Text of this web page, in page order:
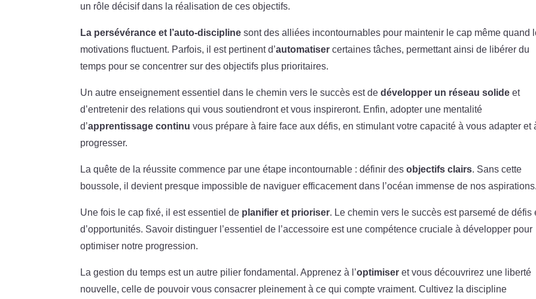
un rôle décisif dans la réalisation de ces objectifs.
La persévérance et l’auto-discipline sont des alliées incontournables pour maintenir le cap même quand
motivations fluctuent. Parfois, il est pertinent d’automatiser certaines tâches, permettant ainsi de libérer du
temps pour se concentrer sur des objectifs plus prioritaires.
Un autre enseignement essentiel dans le chemin vers le succès est dedévelopper un réseau solide et
d’entretenir des relations qui vous soutiendront et vous inspireront. Enfin, adopter une mentalité
d’apprentissage continu vous prépare à faire face aux défis, en stimulant votre capacité à vous adapter et
progresser.
La quête de la réussite commence par une étape incontournable : définir desobjectifs clairs. Sans cette
boussole, il devient presque impossible de naviguer efficacement dans l’océan immense de nos aspirations.
Une fois le cap fixé, il est essentiel de planifier et prioriser. Le chemin vers le succès est parsemé de défis
d’opportunités. Savoir distinguer l’essentiel de l’accessoire est une compétence cruciale à développer pour
optimiser notre progression.
La gestion du temps est un autre pilier fondamental. Apprenez à l’optimiser et vous découvrirez une liberté
nouvelle, celle de pouvoir vous consacrer pleinement à ce qui compte vraiment. Cultivez la discipline